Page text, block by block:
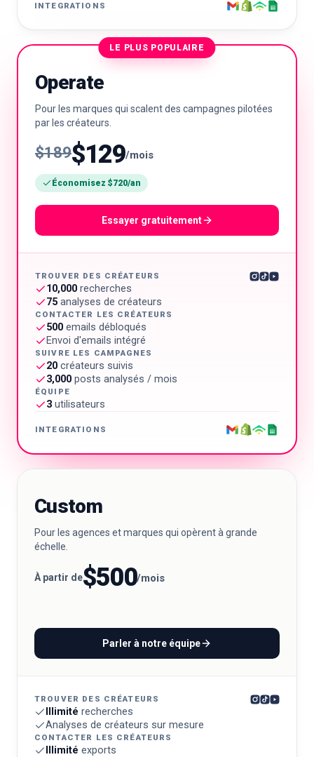
INTEGRATIONS
LE PLUS POPULAIRE
Operate
Pour les marques qui scalent des campagnes pilotées
par les créateurs.
$189$129/mois
Économisez $720/an
Essayer gratuitement
TROUVER DES CRÉATEURS
10,000 recherches
75 analyses de créateurs
CONTACTER LES CRÉATEURS
500 emails débloqués
Envoi d'emails intégré
SUIVRE LES CAMPAGNES
20 créateurs suivis
3,000 posts analysés / mois
ÉQUIPE
3 utilisateurs
INTEGRATIONS
Custom
Pour les agences et marques qui opèrent à grande
échelle.
À partir de$500/mois
Parler à notre équipe
TROUVER DES CRÉATEURS
Illimité recherches
Analyses de créateurs sur mesure
CONTACTER LES CRÉATEURS
Illimité exports